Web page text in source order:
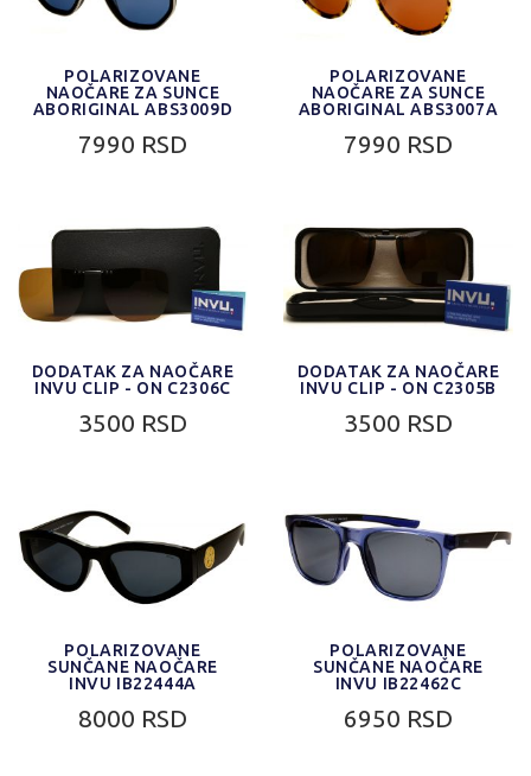
POLARIZOVANE
NAOČARE ZA SUNCE
ABORIGINAL ABS3009D
7990 RSD
POLARIZOVANE
NAOČARE ZA SUNCE
ABORIGINAL ABS3007A
7990 RSD
DODATAK ZA NAOČARE
INVU CLIP - ON C2306C
3500 RSD
DODATAK ZA NAOČARE
INVU CLIP - ON C2305B
3500 RSD
POLARIZOVANE
SUNČANE NAOČARE
INVU IB22444A
8000 RSD
POLARIZOVANE
SUNČANE NAOČARE
INVU IB22462C
6950 RSD